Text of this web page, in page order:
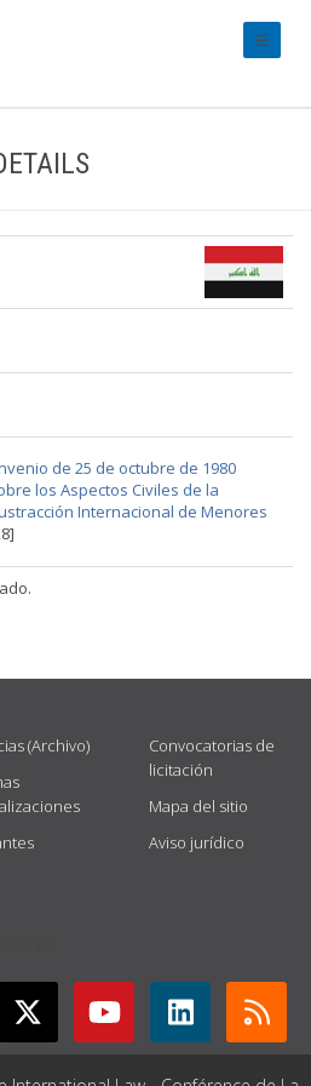
de 25 de octubre de 1980
los Aspectos Civiles de la
Internacional de Menores
(Archivo)
Convocatorias de
licitación
Mapa del sitio
Aviso jurídico